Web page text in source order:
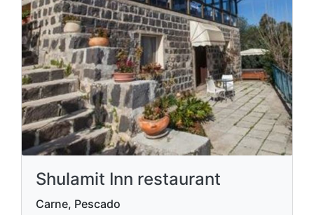
Shulamit Inn restaurant
Carne, Pescado